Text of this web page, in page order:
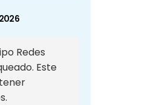
Redes
Este